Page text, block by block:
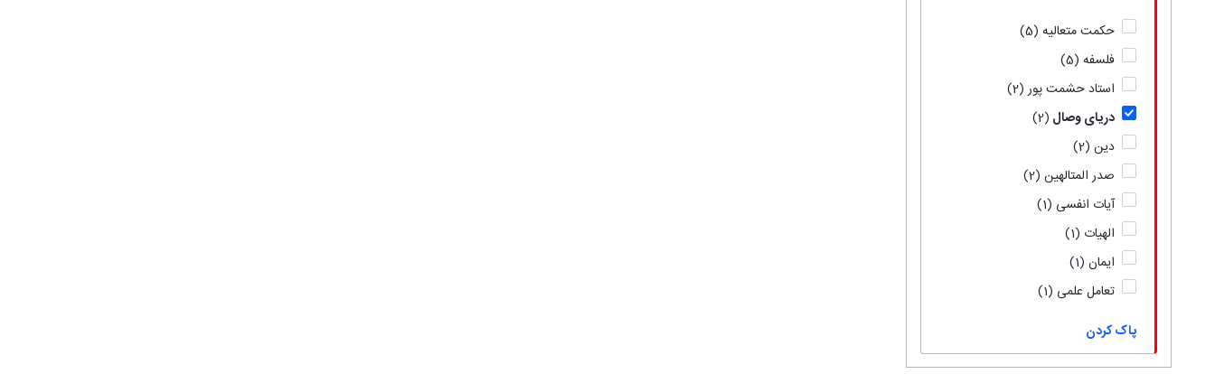
حکمت متعالیه (5)
فلسفه (5)
استاد حشمت پور (2)
دریای وصال (2)
دین (2)
صدر المتالهین (2)
آیات انفسی (1)
الهیات (1)
ایمان (1)
تعامل علمی (1)
پاک کردن